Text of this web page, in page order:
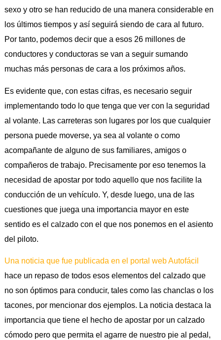
sexo y otro se han reducido de una manera considerable en
los últimos tiempos y así seguirá siendo de cara al futuro.
Por tanto, podemos decir que a esos 26 millones de
conductores y conductoras se van a seguir sumando
muchas más personas de cara a los próximos años.
Es evidente que, con estas cifras, es necesario seguir
implementando todo lo que tenga que ver con la seguridad
al volante. Las carreteras son lugares por los que cualquier
persona puede moverse, ya sea al volante o como
acompañante de alguno de sus familiares, amigos o
compañeros de trabajo. Precisamente por eso tenemos la
necesidad de apostar por todo aquello que nos facilite la
conducción de un vehículo. Y, desde luego, una de las
cuestiones que juega una importancia mayor en este
sentido es el calzado con el que nos ponemos en el asiento
del piloto.
Una noticia que fue publicada en el portal web Autofácil
hace un repaso de todos esos elementos del calzado que
no son óptimos para conducir, tales como las chanclas o los
tacones, por mencionar dos ejemplos. La noticia destaca la
importancia que tiene el hecho de apostar por un calzado
cómodo pero que permita el agarre de nuestro pie al pedal,